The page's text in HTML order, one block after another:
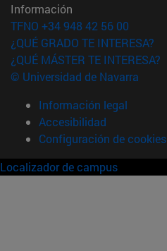
Información
TFNO +34 948 42 56 00
¿QUÉ GRADO TE INTERESA?
¿QUÉ MÁSTER TE INTERESA?
© Universidad de Navarra
Información legal
Accesibilidad
Configuración de cookies
Localizador de campus